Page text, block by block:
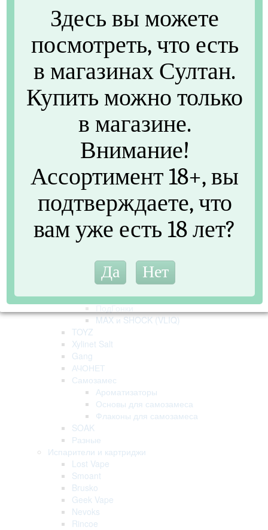
Arctica 70/30
Dead Moroz Salt
ELMERCK HOT BEACH
Jazz Berries 70/30
Jazz Berries Ice Salt
Protest Дед Мороз 70/30
Maxwells
Анархия
HOTSPOT
Hotspot Shot
Hotspot Acid
Hotspot Dot
Hotspot Fuel
Hotspot Ice
Конструктор
KONSTRUKTOR (by Hotspot)
Narcoz и Trava
Dark
ПодГонки
MAX и SHOCK (VLIQ)
TOYZ
Xylinet Salt
Gang
АЧОНЕТ
Самозамес
Ароматизаторы
Основы для самозамеса
Флаконы для самозамеса
SOAK
Разные
Испарители и картриджи
Lost Vape
Smoant
Brusko
Geek Vape
Nevoks
Rincoe
Здесь вы можете
посмотреть, что есть
в магазинах Султан.
Купить можно только
в магазине.
Внимание!
Ассортимент 18+, вы
подтверждаете, что
вам уже есть 18 лет?